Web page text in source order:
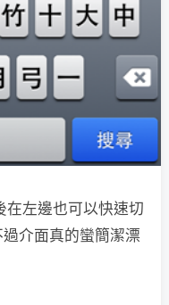
左邊也可以快速切
介面真的蠻簡潔漂